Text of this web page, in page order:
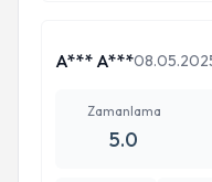
A*** A***
Zamanlama
5.0